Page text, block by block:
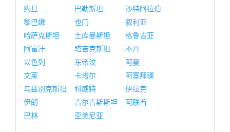
约旦
巴勒斯坦
沙特阿拉伯
黎巴嫩
也门
叙利亚
哈萨克斯坦
土库曼斯坦
格鲁吉亚
阿富汗
塔吉克斯坦
不丹
以色列
东帝汶
阿曼
文莱
卡塔尔
阿塞拜疆
乌兹别克斯坦
科威特
伊拉克
伊朗
吉尔吉斯斯坦
阿联酋
巴林
亚美尼亚